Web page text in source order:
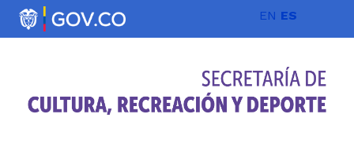
Pasar al contenido principal EN ES